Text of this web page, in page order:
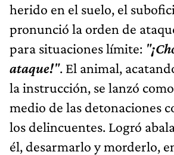
herido en el suelo, el
pronunció la orden de
para situaciones límite: "
ataque!". El animal,
la instrucción, se lanzó
medio de las detonaciones
los delincuentes. Logró
él, desarmarlo y morderlo,